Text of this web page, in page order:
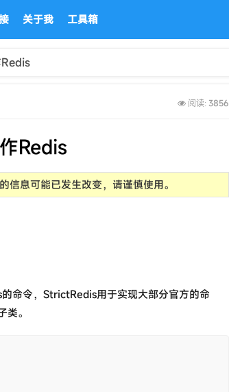
关于我 工具箱
阅读: 3856
Redis
息可能已发生改变，请谨慎使用。
命令，StrictRedis用于实现大部分官方的命
。